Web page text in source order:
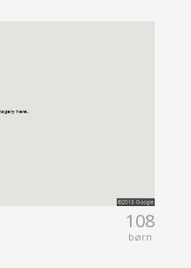
108
børn